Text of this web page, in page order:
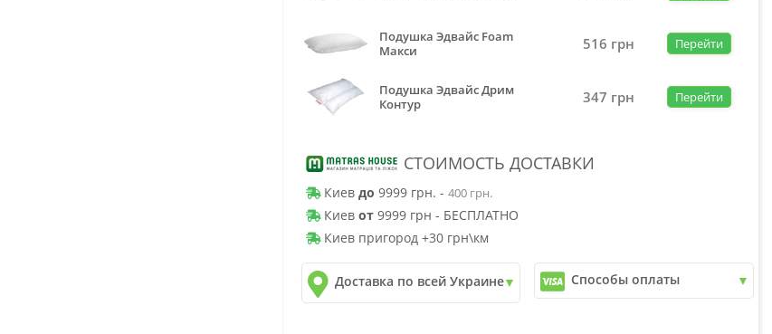
Подушка Эдвайс Foam
Макси
516 грн Перейти
Подушка Эдвайс Дрим
Контур
347 грн Перейти
СТОИМОСТЬ ДОСТАВКИ
Киев до 9999 грн. - 400 грн.
Киев от9999 грн - БЕСПЛАТНО
Киев пригород +30 грн\км
Доставка по всей Украине Способы оплаты